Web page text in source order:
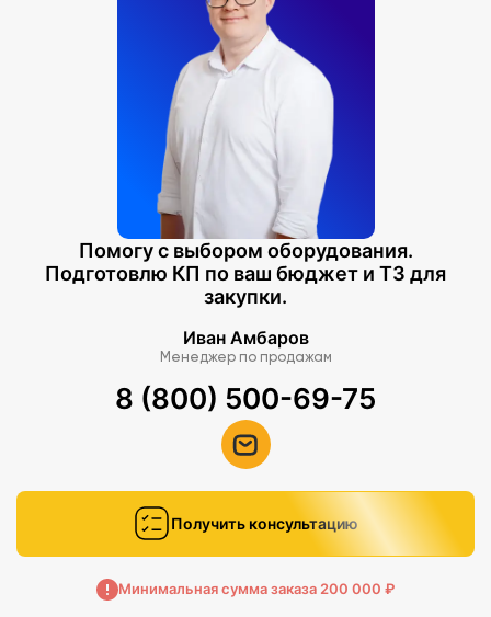
Помогу с выбором оборудования.
Подготовлю КП по ваш бюджет и ТЗ для
закупки.
Иван Амбаров
Менеджер по продажам
8 (800) 500-69-75
Получить консультацию
Минимальная сумма заказа 200 000 ₽